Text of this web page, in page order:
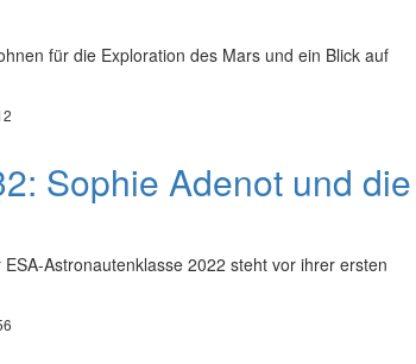
für die Exploration des Mars und ein Blick auf
Sophie Adenot und die
Astronautenklasse 2022 steht vor ihrer ersten